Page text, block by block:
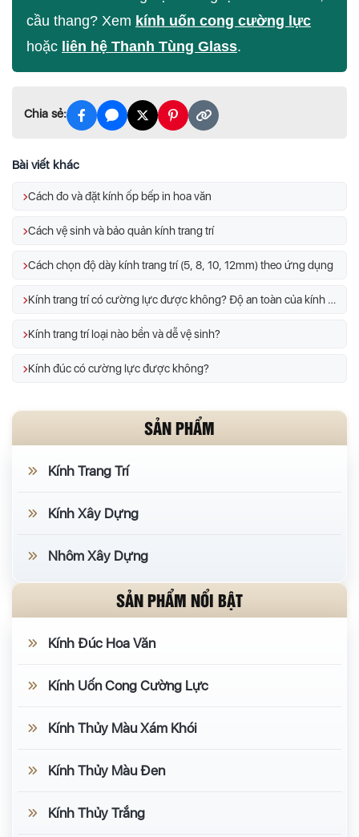
cầu thang? Xem kính uốn cong cường lực
hoặc liên hệ Thanh Tùng Glass.
Chia sẻ:
Bài viết khác
Cách đo và đặt kính ốp bếp in hoa văn
Cách vệ sinh và bảo quản kính trang trí
Cách chọn độ dày kính trang trí (5, 8, 10, 12mm) theo ứng dụng
Kính trang trí có cường lực được không? Độ an toàn của kính trang trí
Kính trang trí loại nào bền và dễ vệ sinh?
Kính đúc có cường lực được không?
SẢN PHẨM
Kính Trang Trí
Kính Xây Dựng
Nhôm Xây Dựng
SẢN PHẨM NỔI BẬT
Kính Đúc Hoa Văn
Kính Uốn Cong Cường Lực
Kính Thủy Màu Xám Khói
Kính Thủy Màu Đen
Kính Thủy Trắng